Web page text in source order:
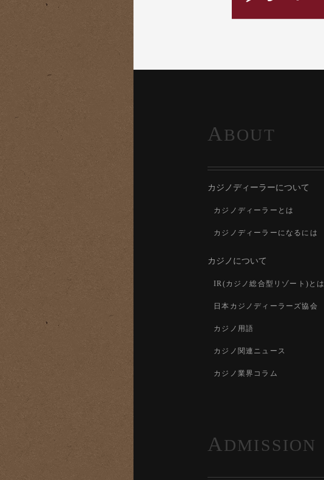
A BOUT
カジノディーラーについて
カジノディーラーとは
カジノディーラーになるには
カジノについて
IR(カジノ総合型リゾート)とは
日本カジノディーラーズ協会
カジノ用語
カジノ関連ニュース
カジノ業界コラム
A DMISSION